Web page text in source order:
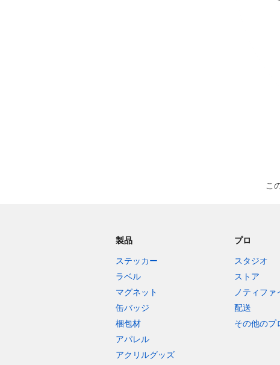
こ
製品
ステッカー
ラベル
マグネット
缶バッジ
梱包材
アパレル
アクリルグッズ
プロ
スタジオ
ストア
ノティファ
配送
その他のプ